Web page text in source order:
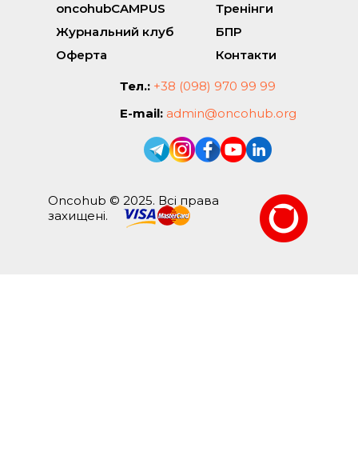
oncohubCAMPUS
Тренінги
Журнальний клуб
БПР
Оферта
Контакти
Тел.: +38 (098) 970 99 99
E-mail: admin@oncohub.org
Oncohub © 2025. Всі права
захищені.